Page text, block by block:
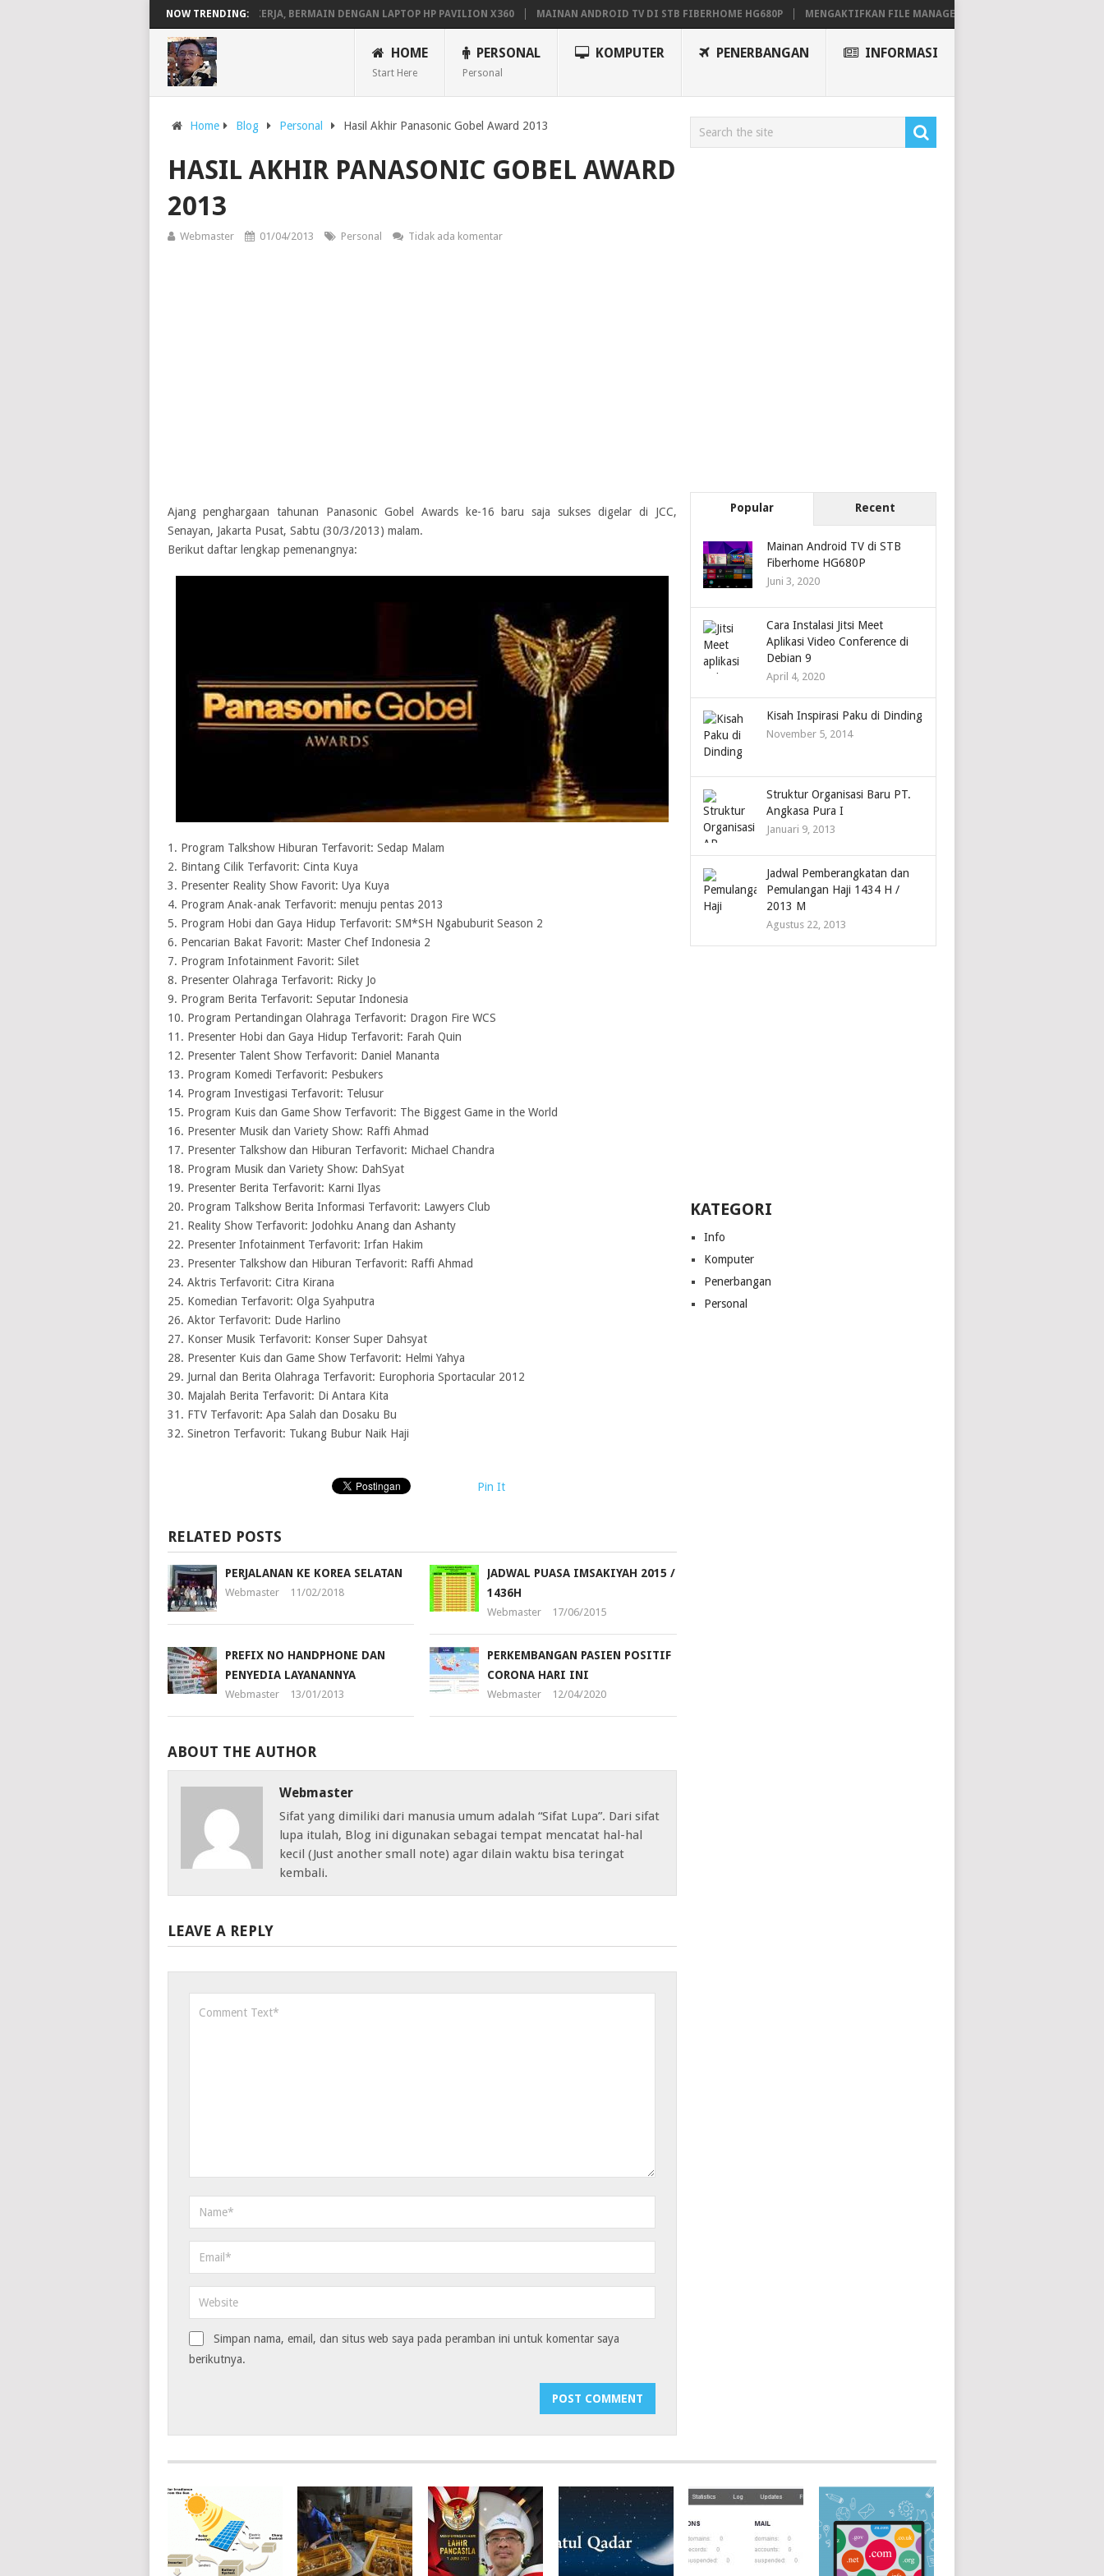
NOW TRENDING:
DOMAIN, SERVER DAN HOSTING BEKERJA, BERMAIN DENGAN LAPTOP HP PAVILION X360 MAINAN ANDROID TV DI STB FIBERHOME HG680P MENGAKTIFKAN FILE MANAGER GRATIS DI VESTACP MENJADI
HOME
Start Here
PERSONAL
Personal
KOMPUTER PENERBANGAN INFORMASI
Home Blog Personal Hasil Akhir Panasonic Gobel Award 2013
HASIL AKHIR PANASONIC GOBEL AWARD
2013
Webmaster 01/04/2013 Personal Tidak ada komentar
Ajang penghargaan tahunan Panasonic Gobel Awards ke-16 baru saja sukses digelar di JCC,
Senayan, Jakarta Pusat, Sabtu (30/3/2013) malam.
Berikut daftar lengkap pemenangnya:
1. Program Talkshow Hiburan Terfavorit: Sedap Malam
2. Bintang Cilik Terfavorit: Cinta Kuya
3. Presenter Reality Show Favorit: Uya Kuya
4. Program Anak-anak Terfavorit: menuju pentas 2013
5. Program Hobi dan Gaya Hidup Terfavorit: SM*SH Ngabuburit Season 2
6. Pencarian Bakat Favorit: Master Chef Indonesia 2
7. Program Infotainment Favorit: Silet
8. Presenter Olahraga Terfavorit: Ricky Jo
9. Program Berita Terfavorit: Seputar Indonesia
10. Program Pertandingan Olahraga Terfavorit: Dragon Fire WCS
11. Presenter Hobi dan Gaya Hidup Terfavorit: Farah Quin
12. Presenter Talent Show Terfavorit: Daniel Mananta
13. Program Komedi Terfavorit: Pesbukers
14. Program Investigasi Terfavorit: Telusur
15. Program Kuis dan Game Show Terfavorit: The Biggest Game in the World
16. Presenter Musik dan Variety Show: Raffi Ahmad
17. Presenter Talkshow dan Hiburan Terfavorit: Michael Chandra
18. Program Musik dan Variety Show: DahSyat
19. Presenter Berita Terfavorit: Karni Ilyas
20. Program Talkshow Berita Informasi Terfavorit: Lawyers Club
21. Reality Show Terfavorit: Jodohku Anang dan Ashanty
22. Presenter Infotainment Terfavorit: Irfan Hakim
23. Presenter Talkshow dan Hiburan Terfavorit: Raffi Ahmad
24. Aktris Terfavorit: Citra Kirana
25. Komedian Terfavorit: Olga Syahputra
26. Aktor Terfavorit: Dude Harlino
27. Konser Musik Terfavorit: Konser Super Dahsyat
28. Presenter Kuis dan Game Show Terfavorit: Helmi Yahya
29. Jurnal dan Berita Olahraga Terfavorit: Europhoria Sportacular 2012
30. Majalah Berita Terfavorit: Di Antara Kita
31. FTV Terfavorit: Apa Salah dan Dosaku Bu
32. Sinetron Terfavorit: Tukang Bubur Naik Haji
Pin It
RELATED POSTS
PERJALANAN KE KOREA SELATAN
Webmaster 11/02/2018
JADWAL PUASA IMSAKIYAH 2015 /
1436H
Webmaster 17/06/2015
PREFIX NO HANDPHONE DAN
PENYEDIA LAYANANNYA
Webmaster 13/01/2013
PERKEMBANGAN PASIEN POSITIF
CORONA HARI INI
Webmaster 12/04/2020
ABOUT THE AUTHOR
Webmaster
Sifat yang dimiliki dari manusia umum adalah “Sifat Lupa”. Dari sifat
lupa itulah, Blog ini digunakan sebagai tempat mencatat hal-hal
kecil (Just another small note) agar dilain waktu bisa teringat
kembali.
LEAVE A REPLY
Simpan nama, email, dan situs web saya pada peramban ini untuk komentar saya
berikutnya.
Popular Recent
Mainan Android TV di STB
Fiberhome HG680P
Juni 3, 2020
Cara Instalasi Jitsi Meet
Aplikasi Video Conference di
Debian 9
April 4, 2020
Kisah Inspirasi Paku di Dinding
November 5, 2014
Struktur Organisasi Baru PT.
Angkasa Pura I
Januari 9, 2013
Jadwal Pemberangkatan dan
Pemulangan Haji 1434 H /
2013 M
Agustus 22, 2013
KATEGORI
Info
Komputer
Penerbangan
Personal